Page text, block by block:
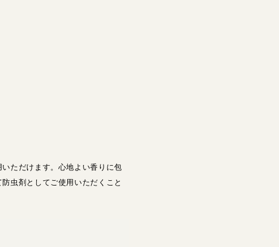
ただけます。心地よい香りに包
虫剤としてご使用いただくこと